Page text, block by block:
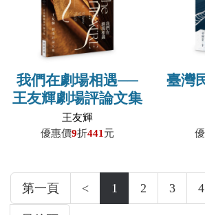
我們在劇場相遇──
王友輝劇場評論文集
王友輝
優惠價9折441 元
臺灣
第一頁 < 1 2 3 4